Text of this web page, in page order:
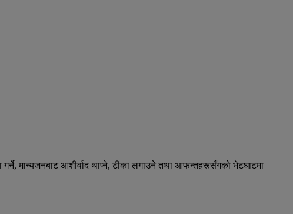
मान्यजनबाट आशीर्वाद थाप्ने, टीका लगाउने तथा आफन्तहरूसँगको भेटघाटमा